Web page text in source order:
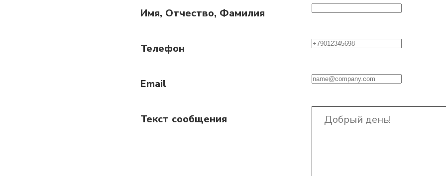
Имя, Отчество, Фамилия
Телефон
Email
Текст сообщения